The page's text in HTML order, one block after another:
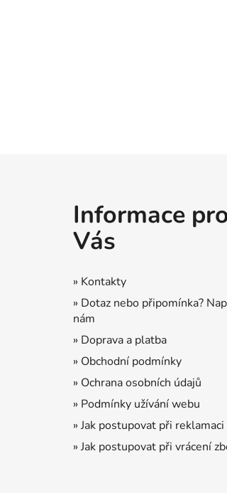
Informace
Vás
» Kontakty
» Dotaz nebo připomínka?
nám
» Doprava a platba
» Obchodní podmínky
» Ochrana osobních údajů
» Podmínky užívání webu
» Jak postupovat při reklamaci
» Jak postupovat při vrácení